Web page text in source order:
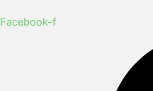
Facebook-f